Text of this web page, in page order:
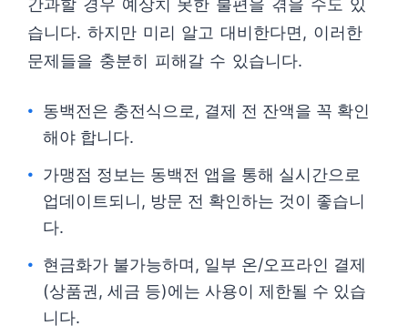
간과할 경우 예상치 못한 불편을 겪을 수도 있
습니다. 하지만 미리 알고 대비한다면, 이러한
문제들을 충분히 피해갈 수 있습니다.
동백전은 충전식으로, 결제 전 잔액을 꼭 확인
해야 합니다.
가맹점 정보는 동백전 앱을 통해 실시간으로
업데이트되니, 방문 전 확인하는 것이 좋습니
다.
현금화가 불가능하며, 일부 온/오프라인 결제
(상품권, 세금 등)에는 사용이 제한될 수 있습
니다.